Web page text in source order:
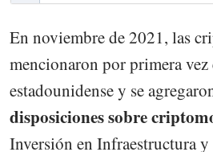
En noviembre de 2021, las
mencionaron por primera vez
estadounidense y se
disposiciones sobre
Inversión en Infraestructura y